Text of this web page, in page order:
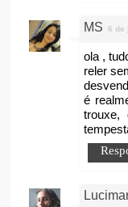
MS 6 de
ola ,
reler
é
trouxe,